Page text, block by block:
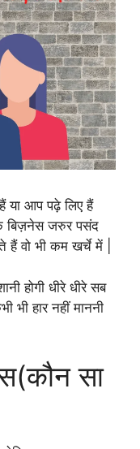
या आप पढ़े लिए हैं
बिज़नेस जरुर पसंद
वो भी कम खर्चे में |
होगी धीरे धीरे सब
भी हार नहीं माननी
सा